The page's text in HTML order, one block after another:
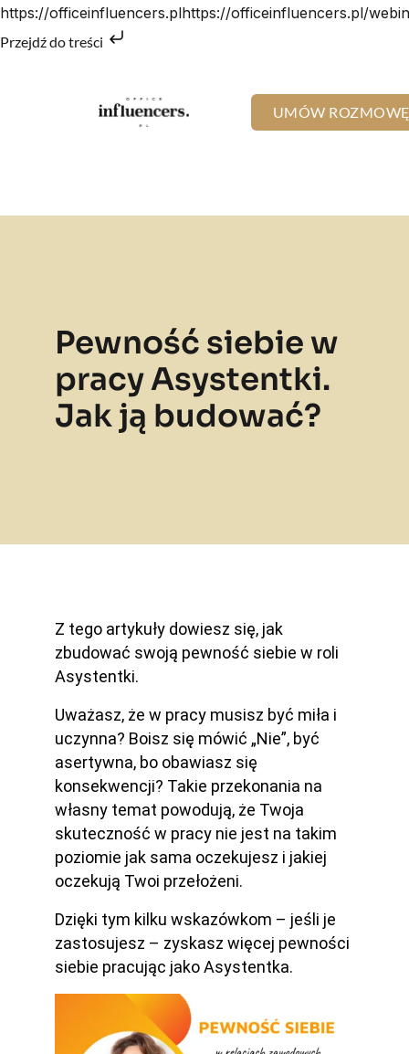
https://officeinfluencers.plhttps://officeinfluencers.pl/
Przejdź do treści
UMÓW
Pewność siebie w
pracy Asystentki.
Jak ją budować?
Z tego artykuły dowiesz się, jak
zbudować swoją pewność siebie w roli
Asystentki.
Uważasz, że w pracy musisz być miła i
uczynna? Boisz się mówić „Nie”, być
asertywna, bo obawiasz się
konsekwencji? Takie przekonania na
własny temat powodują, że Twoja
skuteczność w pracy nie jest na takim
poziomie jak sama oczekujesz i jakiej
oczekują Twoi przełożeni.
Dzięki tym kilku wskazówkom – jeśli je
zastosujesz – zyskasz więcej pewności
siebie pracując jako Asystentka.